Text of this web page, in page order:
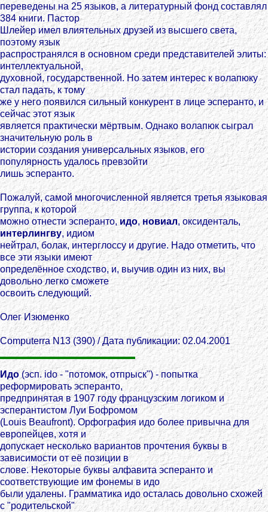
переведены на 25 языков, а литературный фонд составлял
384 книги. Пастор
Шлейер имел влиятельных друзей из высшего света,
поэтому язык
распространялся в основном среди представителей элиты:
интеллектуальной,
духовной, государственной. Но затем интерес к волапюку
стал падать, к тому
же у него появился сильный конкурент в лице эсперанто, и
сейчас этот язык
является практически мёртвым. Однако волапюк сыграл
значительную роль в
истории создания универсальных языков, его
популярность удалось превзойти
лишь эсперанто.
Пожалуй, самой многочисленной является третья языковая
группа, к которой
можно отнести эсперанто, идо,новиал, оксиденталь,
интерлингву, идиом
нейтрал, болак, интерглоссу и другие. Надо отметить, что
все эти языки имеют
определённое сходство, и, выучив один из них, вы
довольно легко сможете
освоить следующий.
Олег Изюменко
Computerra N13 (390) / Дата публикации: 02.04.2001
Идо(эсп. ido - "потомок, отпрыск") - попытка
реформировать эсперанто,
предпринятая в 1907 году французским логиком и
эсперантистом Луи Бофромом
(Louis Beaufront). Орфография идо более привычна для
европейцев, хотя и
допускает несколько вариантов прочтения буквы в
зависимости от её позиции в
слове. Некоторые буквы алфавита эсперанто и
соответствующие им фонемы в идо
были удалены. Грамматика идо осталась довольно схожей
с "родительской"